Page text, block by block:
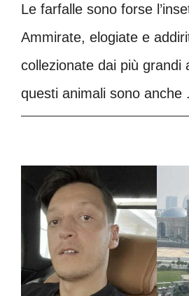
Le farfalle sono forse
Ammirate, elogiate e
collezionate dai più grandi
questi animali sono anche